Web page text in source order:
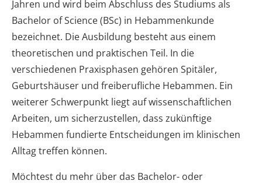
Jahren und wird beim Abschluss des Studiums als
Bachelor of Science (BSc) in Hebammenkunde
bezeichnet. Die Ausbildung besteht aus einem
theoretischen und praktischen Teil. In die
verschiedenen Praxisphasen gehören Spitäler,
Geburtshäuser und freiberufliche Hebammen. Ein
weiterer Schwerpunkt liegt auf wissenschaftlichen
Arbeiten, um sicherzustellen, dass zukünftige
Hebammen fundierte Entscheidungen im klinischen
Alltag treffen können.
Möchtest du mehr über das Bachelor- oder